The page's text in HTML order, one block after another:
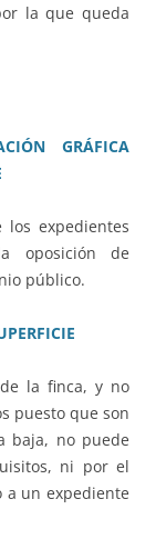
la que queda
GRÁFICA
expedientes
oposición de
público.
la finca, y no
puesto que son
baja, no puede
ni por el
a un expediente